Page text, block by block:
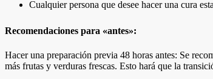
Cualquier persona que desee hacer una cura
Recomendaciones para «antes»:
Hacer una preparación previa 48 horas antes: Se
más frutas y verduras frescas. Esto hará que la